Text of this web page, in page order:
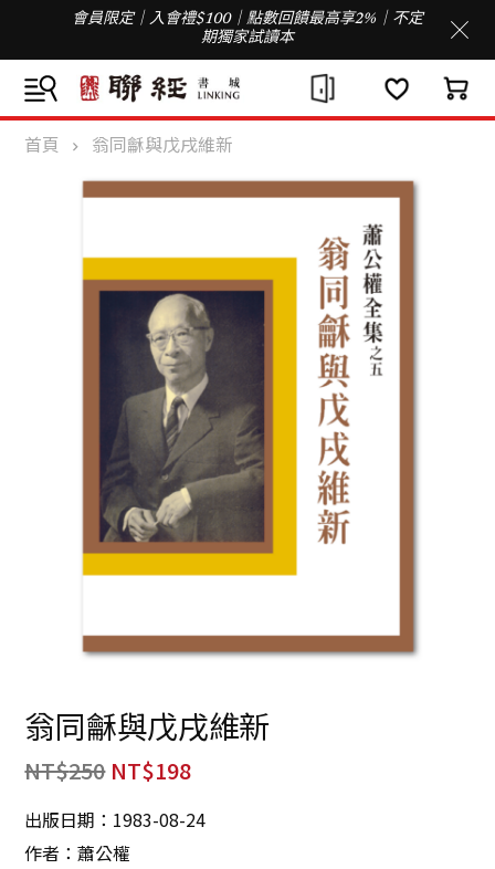
會員限定｜入會禮$100｜點數回饋最高享2%｜不定
期獨家試讀本
首頁 翁同龢與戊戌維新
翁同龢與戊戌維新
NT$250 NT$198
出版日期：1983-08-24
作者：蕭公權